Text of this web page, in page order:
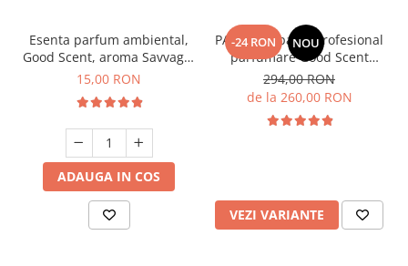
Esenta parfum ambiental,
Good Scent, aroma Savvage,
10 g
15,00 RON
ADAUGA IN COS
-24 RON NOU
PACHET: Aparat profesional
parfumare Good Scent
Aroma Car Diffuser, cu
baterie interna, negru si 5
294,00 RON
de la 260,00 RON
VEZI VARIANTE